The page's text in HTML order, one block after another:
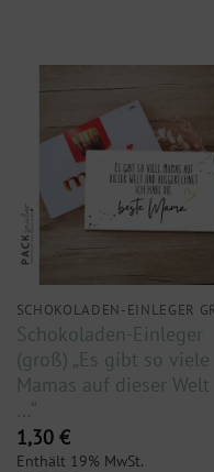
Schokoladen-Einleger
(groß) „Es gibt so viele
Mamas auf dieser Welt
…“
1,30 €
Enthält 19% MwSt.